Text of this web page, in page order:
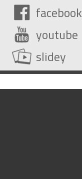
facebook
youtube
slidey